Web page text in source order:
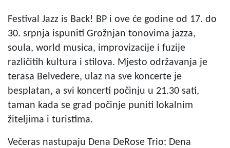
Festival Jazz is Back! BP i ove će godine od 17. do
30. srpnja ispuniti Grožnjan tonovima jazza,
soula, world musica, improvizacije i fuzije
različitih kultura i stilova. Mjesto održavanja je
terasa Belvedere, ulaz na sve koncerte je
besplatan, a svi koncerti počinju u 21.30 sati,
taman kada se grad počinje puniti lokalnim
žiteljima i turistima.
Večeras nastupaju Dena DeRose Trio: Dena